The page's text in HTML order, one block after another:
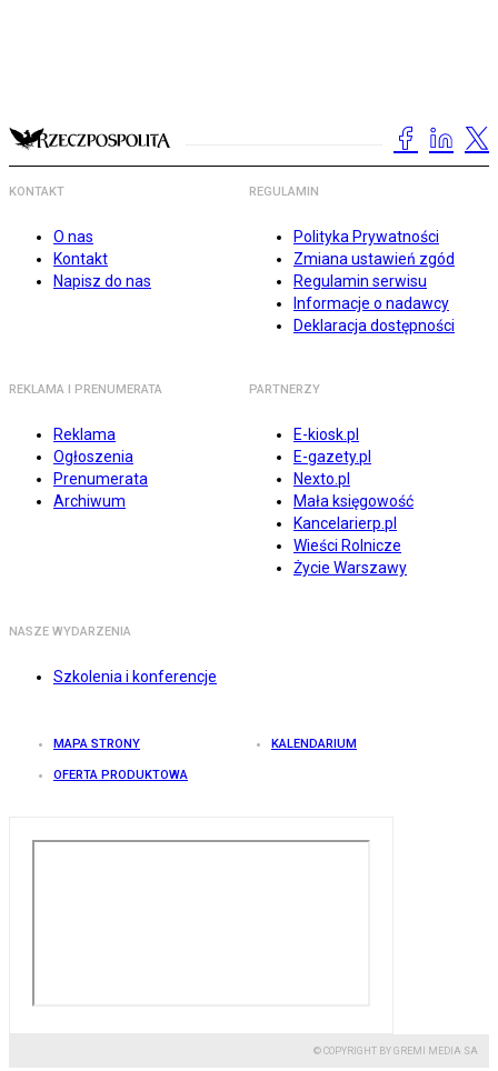
KONTAKT
O nas
Kontakt
Napisz do nas
REGULAMIN
Polityka Prywatności
Zmiana ustawień zgód
Regulamin serwisu
Informacje o nadawcy
Deklaracja dostępności
REKLAMA I PRENUMERATA
Reklama
Ogłoszenia
Prenumerata
Archiwum
PARTNERZY
E-kiosk.pl
E-gazety.pl
Nexto.pl
Mała księgowość
Kancelarierp.pl
Wieści Rolnicze
Życie Warszawy
NASZE WYDARZENIA
Szkolenia i konferencje
MAPA STRONY KALENDARIUM
OFERTA PRODUKTOWA
© COPYRIGHT BY GREMI MEDIA SA